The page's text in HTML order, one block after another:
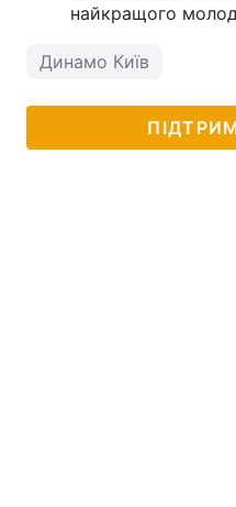
найкращого
Динамо Київ